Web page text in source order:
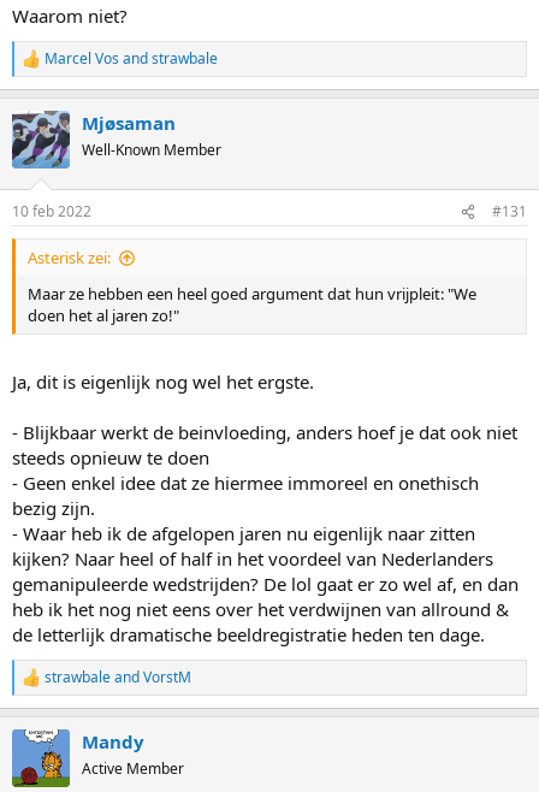
Waarom niet?
R
e
c
t
i
s
:
Marcel Vos andstrawbale
Mjøsaman
Well-Known Member
10 feb 2022 #131
Asterisk zei:
Maar ze hebben een heel goed argument dat hun vrijpleit: "We
doen het al jaren zo!"
Ja, dit is eigenlijk nog wel het ergste.
- Blijkbaar werkt de beinvloeding, anders hoef je dat ook niet
steeds opnieuw te doen
- Geen enkel idee dat ze hiermee immoreel en onethisch
bezig zijn.
- Waar heb ik de afgelopen jaren nu eigenlijk naar zitten
kijken? Naar heel of half in het voordeel van Nederlanders
gemanipuleerde wedstrijden? De lol gaat er zo wel af, en dan
heb ik het nog niet eens over het verdwijnen van allround &
de letterlijk dramatische beeldregistratie heden ten dage.
R
e
c
i
strawbaleandVorstM
Mandy
Active Member